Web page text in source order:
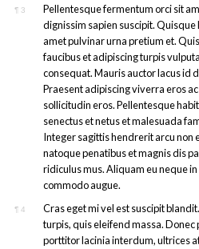
¶ 3
Pellentesque fermentum orci sit
dignissim sapien suscipit.
amet pulvinar urna pretium et.
faucibus et adipiscing turpis
consequat. Mauris auctor lacus id
Praesent adipiscing viverra eros
sollicitudin eros. Pellentesque
senectus et netus et malesuada
Integer sagittis hendrerit arcu non
natoque penatibus et magnis dis
ridiculus mus. Aliquam eu neque
commodo augue.
¶ 4
Cras eget mi vel est suscipit
turpis, quis eleifend massa. Donec
porttitor lacinia interdum, ultrices